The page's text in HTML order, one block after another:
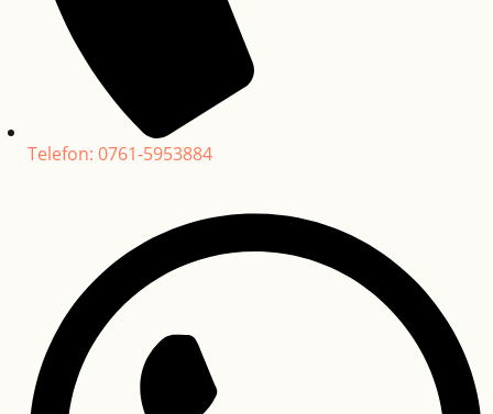
Telefon: 0761-5953884